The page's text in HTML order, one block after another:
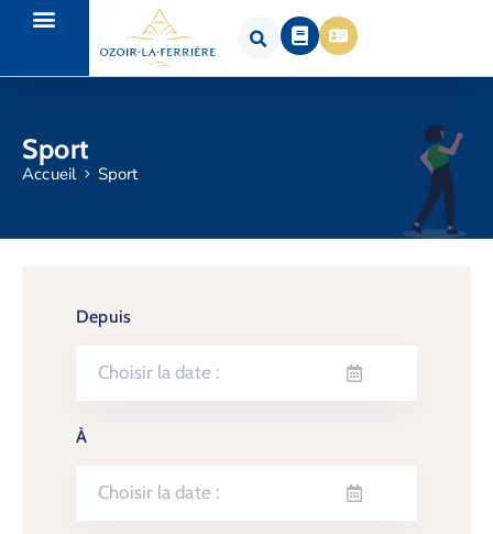
Sport
Accueil Sport
Depuis
À